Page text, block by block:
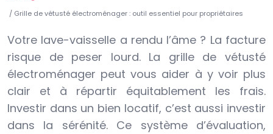
/ Grille de vétusté électroménager : outil essentiel pour propriétaires
Votre lave-vaisselle a rendu l’âme ? La facture
risque de peser lourd. La grille de vétusté
électroménager peut vous aider à y voir plus
clair et à répartir équitablement les frais.
Investir dans un bien locatif, c’est aussi investir
dans la sérénité. Ce système d’évaluation,